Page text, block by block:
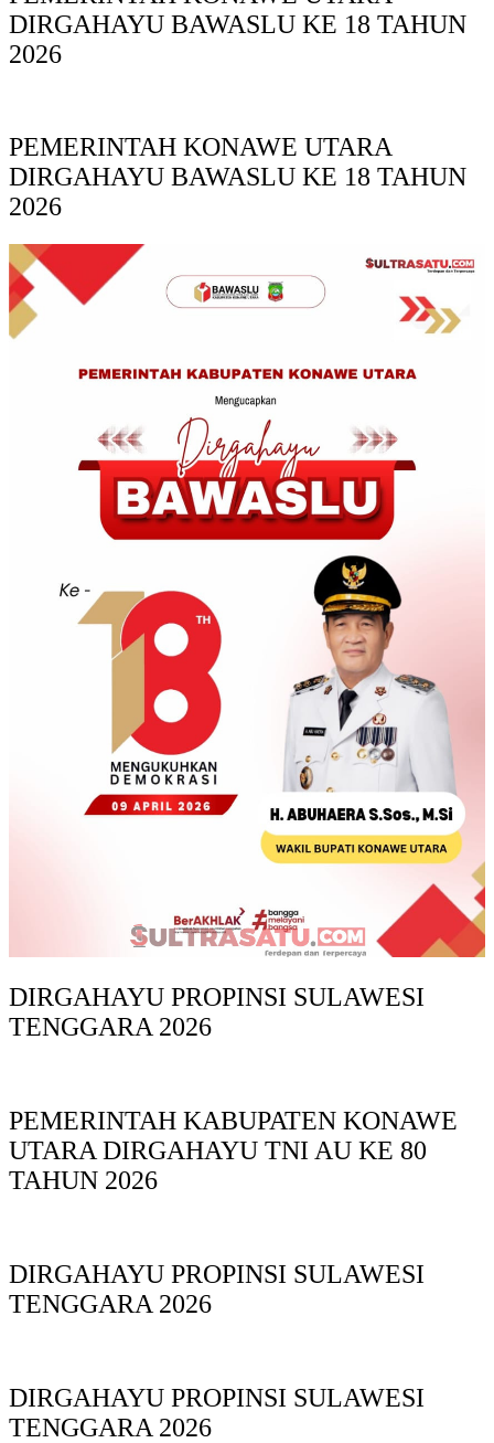
DIRGAHAYU BAWASLU KE 18 TAHUN
2026
PEMERINTAH KONAWE UTARA
DIRGAHAYU BAWASLU KE 18 TAHUN
2026
DIRGAHAYU PROPINSI SULAWESI
TENGGARA 2026
PEMERINTAH KABUPATEN KONAWE
UTARA DIRGAHAYU TNI AU KE 80
TAHUN 2026
DIRGAHAYU PROPINSI SULAWESI
TENGGARA 2026
DIRGAHAYU PROPINSI SULAWESI
TENGGARA 2026